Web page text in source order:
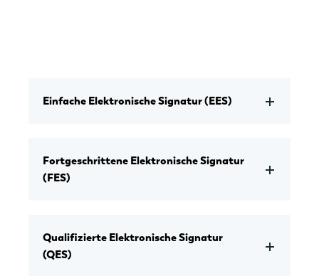
Einfache Elektronische Signatur (EES)
Fortgeschrittene Elektronische Signatur
(FES)
Qualifizierte Elektronische Signatur
(QES)